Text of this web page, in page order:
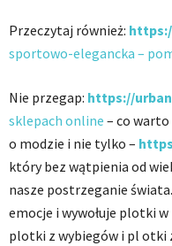
Przeczytaj również:
sportowo-elegancka –
Nie przegap: https://
sklepach online – co warto
o modzie i nie tylko –
który bez wątpienia od
nasze postrzeganie
emocje i wywołuje plotki
plotki z wybiegów i pl otki